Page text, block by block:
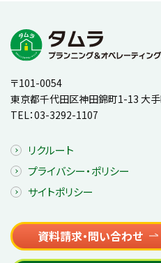
〒101-0054
東京都千代田区神田錦町1-13 大
TEL：03-3292-1107
リクルート
プライバシー・ポリシー
サイトポリシー
資料請求・問い合わせ